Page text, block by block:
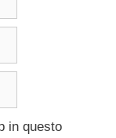
in questo